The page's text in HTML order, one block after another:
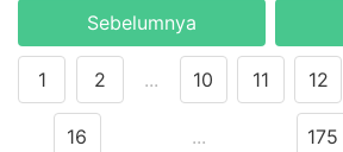
Sebelumnya
1 2 ... 10 11 12
16 ... 175